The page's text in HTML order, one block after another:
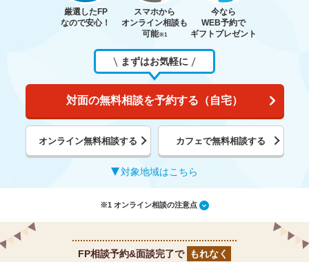
厳選したFP
なので安心！
スマホから
オンライン相談も
可能※1
今なら
WEB予約で
ギフトプレゼント
まずはお気軽に
対面の無料相談を予約する（自宅）
オンライン無料相談する カフェで無料相談する
対象地域はこちら
※1 オンライン相談の注意点
FP相談予約&面談完了で もれなく